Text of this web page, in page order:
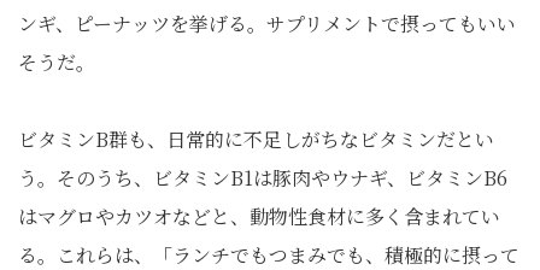
ンギ、ピーナッツを挙げる。サプリメントで摂ってもいい
そうだ。
ビタミンB群も、日常的に不足しがちなビタミンだとい
う。そのうち、ビタミンB1は豚肉やウナギ、ビタミンB6
はマグロやカツオなどと、動物性食材に多く含まれてい
る。これらは、「ランチでもつまみでも、積極的に摂って